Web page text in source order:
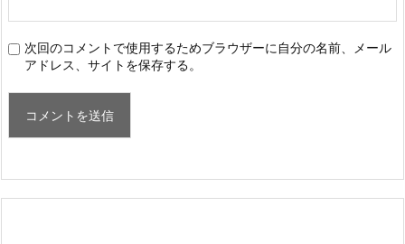
次回のコメントで使用するためブラウザーに自分の名前、メール
アドレス、サイトを保存する。